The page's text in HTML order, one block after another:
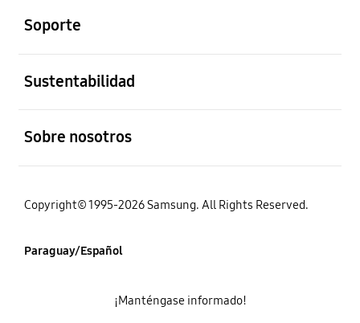
Soporte
Sustentabilidad
Sobre nosotros
Copyright© 1995-2026 Samsung. All Rights Reserved.
Paraguay/Español
¡Manténgase informado!